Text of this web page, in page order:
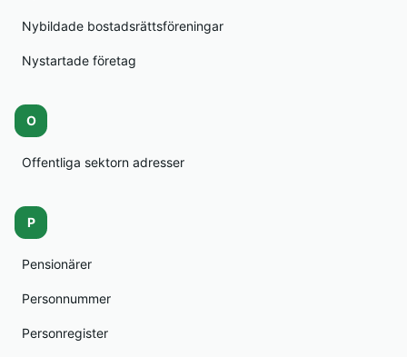
Nybildade bostadsrättsföreningar
Nystartade företag
O
Offentliga sektorn adresser
P
Pensionärer
Personnummer
Personregister